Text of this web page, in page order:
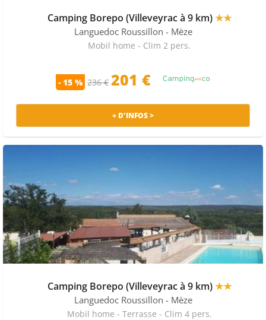
Camping Borepo (Villeveyrac à 9 km)★★
Languedoc Roussillon - Mèze
Mobil home - Clim 2 pers.
- 15 % 236 € 201 €
+ D'INFOS >
Camping Borepo (Villeveyrac à 9 km)★★
Languedoc Roussillon - Mèze
Mobil home - Terrasse - Clim 4 pers.